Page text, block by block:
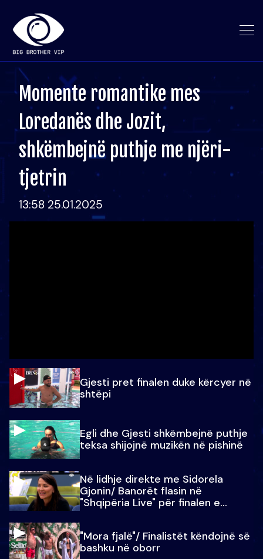
Momente romantike mes
Loredanës dhe Jozit,
shkëmbejnë puthje me njëri-
tjetrin
13:58 25.01.2025
Gjesti pret finalen duke kërcyer në
shtëpi
Egli dhe Gjesti shkëmbejnë puthje
teksa shijojnë muzikën në pishinë
Në lidhje direkte me Sidorela
Gjonin/ Banorët flasin në
"Shqipëria Live" për finalen e
"Mora fjalë"/ Finalistët këndojnë së
bashku në oborr